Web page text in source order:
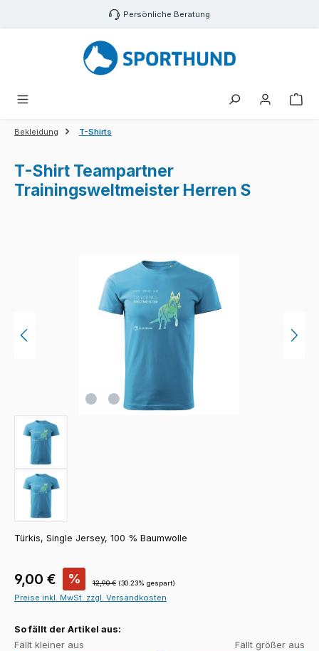
Zum Hauptinhalt springen Persönliche Beratung
Bekleidung T-Shirts
T-Shirt Teampartner
Trainingsweltmeister Herren S
Türkis, Single Jersey, 100 % Baumwolle
Verkaufspreis:
9,00 € % Regulärer Preis:
12,90 € (30.23% gespart)
Preise inkl. MwSt. zzgl. Versandkosten
So fällt der Artikel aus:
Fällt kleiner aus Fällt größer aus